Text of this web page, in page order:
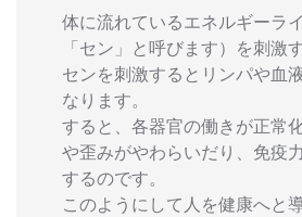
体に流れているエネルギーラ
「セン」と呼びます）を刺激
センを刺激するとリンパや血
なります。
すると、各器官の働きが正常
や歪みがやわらいだり、免疫
するのです。
このようにして人を健康へと